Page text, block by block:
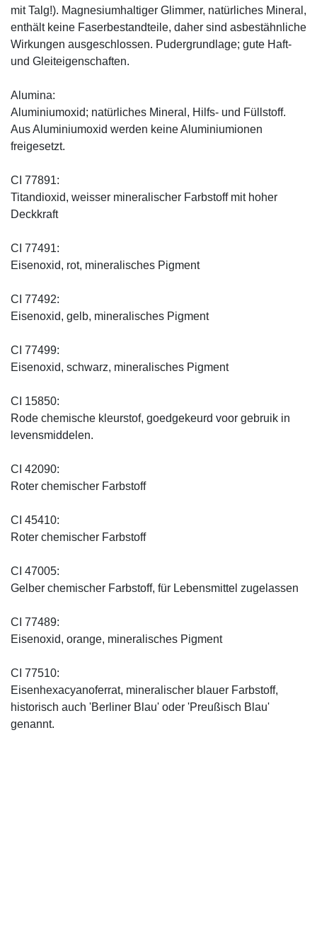
mit Talg!). Magnesiumhaltiger Glimmer, natürliches Mineral,
enthält keine Faserbestandteile, daher sind asbestähnliche
Wirkungen ausgeschlossen. Pudergrundlage; gute Haft-
und Gleiteigenschaften.
Alumina:
Aluminiumoxid; natürliches Mineral, Hilfs- und Füllstoff.
Aus Aluminiumoxid werden keine Aluminiumionen
freigesetzt.
CI 77891:
Titandioxid, weisser mineralischer Farbstoff mit hoher
Deckkraft
CI 77491:
Eisenoxid, rot, mineralisches Pigment
CI 77492:
Eisenoxid, gelb, mineralisches Pigment
CI 77499:
Eisenoxid, schwarz, mineralisches Pigment
CI 15850:
Rode chemische kleurstof, goedgekeurd voor gebruik in
levensmiddelen.
CI 42090:
Roter chemischer Farbstoff
CI 45410:
Roter chemischer Farbstoff
CI 47005:
Gelber chemischer Farbstoff, für Lebensmittel zugelassen
CI 77489:
Eisenoxid, orange, mineralisches Pigment
CI 77510:
Eisenhexacyanoferrat, mineralischer blauer Farbstoff,
historisch auch 'Berliner Blau' oder 'Preußisch Blau'
genannt.